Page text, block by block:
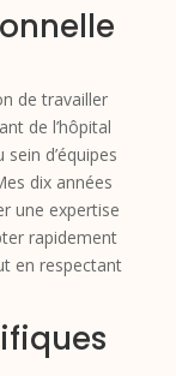
de travailler
de l’hôpital
d’équipes
dix années
une expertise
rapidement
en respectant